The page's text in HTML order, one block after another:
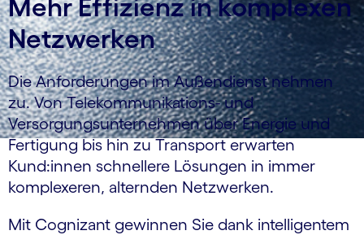
Mehr Effizienz in komplexen
Netzwerken
Die Anforderungen im Außendienst nehmen
zu. Von Telekommunikations- und
Versorgungsunternehmen über Energie und
Fertigung bis hin zu Transport erwarten
Kund:innen schnellere Lösungen in immer
komplexeren, alternden Netzwerken.
Mit Cognizant gewinnen Sie dank intelligentem